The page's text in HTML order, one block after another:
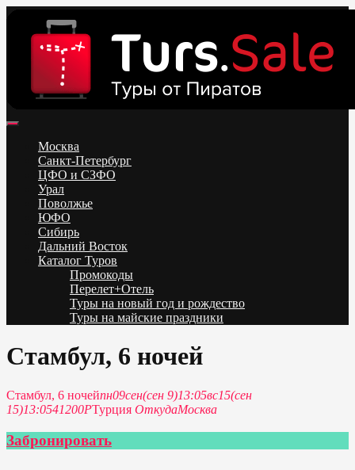
content
Низкие цены на путевки 3-7-10 ночей все включено, отдых на
море. Распродажа экскурсионных и горнолыжных туров.
Обновление каждый день. Официальный сайт Тур Сейл
Москва
Санкт-Петербург
ЦФО и СЗФО
Урал
Поволжье
ЮФО
Сибирь
Дальний Восток
Каталог Туров
Промокоды
Перелет+Отель
Туры на новый год и рождество
Туры на майские праздники
Стамбул, 6 ночей
Стамбул, 6 ночейпн09сен(сен 9)13:05вс15(сен
15)13:0541200РТурция ОткудаМосква
Забронировать